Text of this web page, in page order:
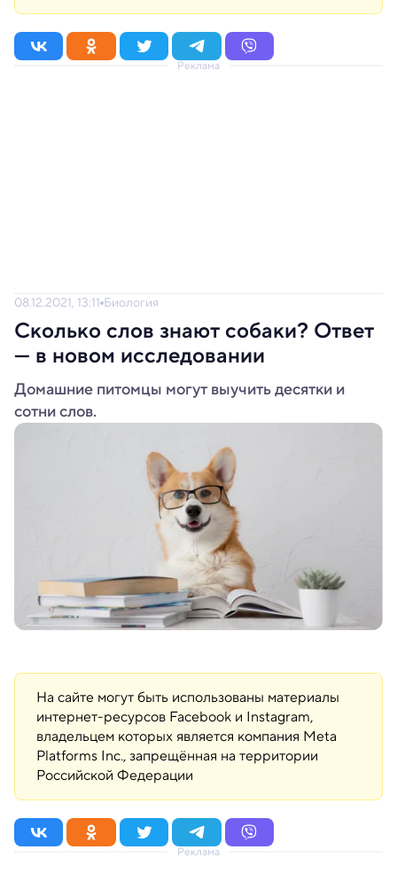
Реклама
08.12.2021, 13:11 Биология
Сколько слов знают собаки? Ответ
— в новом исследовании
Домашние питомцы могут выучить десятки и
сотни слов.
На сайте могут быть использованы материалы
интернет-ресурсов Facebook и Instagram,
владельцем которых является компания Meta
Platforms Inc., запрещённая на территории
Российской Федерации
Реклама